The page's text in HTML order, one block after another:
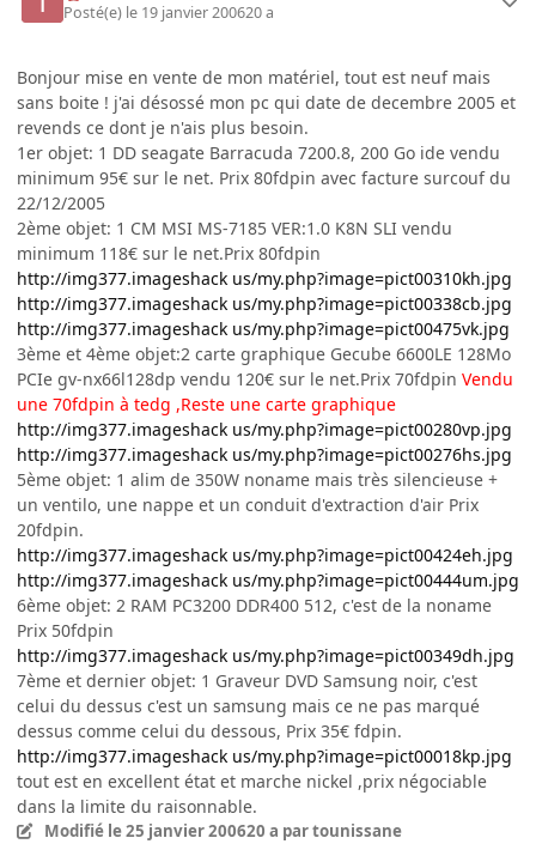
Posté(e) le 19 janvier 200620 a
Bonjour mise en vente de mon matériel, tout est neuf mais
sans boite ! j'ai désossé mon pc qui date de decembre 2005 et
revends ce dont je n'ais plus besoin.
1er objet: 1 DD seagate Barracuda 7200.8, 200 Go ide vendu
minimum 95€ sur le net. Prix 80fdpin avec facture surcouf du
22/12/2005
2ème objet: 1 CM MSI MS-7185 VER:1.0 K8N SLI vendu
minimum 118€ sur le net.Prix 80fdpin
http://img377.imageshack us/my.php?image=pict00310kh.jpg
http://img377.imageshack us/my.php?image=pict00338cb.jpg
http://img377.imageshack us/my.php?image=pict00475vk.jpg
3ème et 4ème objet:2 carte graphique Gecube 6600LE 128Mo
PCIe gv-nx66l128dp vendu 120€ sur le net.Prix 70fdpin Vendu
une 70fdpin à tedg ,Reste une carte graphique
http://img377.imageshack us/my.php?image=pict00280vp.jpg
http://img377.imageshack us/my.php?image=pict00276hs.jpg
5ème objet: 1 alim de 350W noname mais très silencieuse +
un ventilo, une nappe et un conduit d'extraction d'air Prix
20fdpin.
http://img377.imageshack us/my.php?image=pict00424eh.jpg
http://img377.imageshack us/my.php?image=pict00444um.jpg
6ème objet: 2 RAM PC3200 DDR400 512, c'est de la noname
Prix 50fdpin
http://img377.imageshack us/my.php?image=pict00349dh.jpg
7ème et dernier objet: 1 Graveur DVD Samsung noir, c'est
celui du dessus c'est un samsung mais ce ne pas marqué
dessus comme celui du dessous, Prix 35€ fdpin.
http://img377.imageshack us/my.php?image=pict00018kp.jpg
tout est en excellent état et marche nickel ,prix négociable
dans la limite du raisonnable.
Modifié le 25 janvier 200620 a par tounissane